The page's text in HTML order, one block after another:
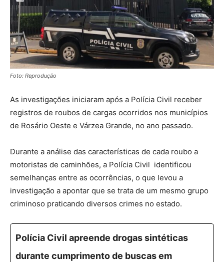
Foto: Reprodução
As investigações iniciaram após a Polícia Civil receber
registros de roubos de cargas ocorridos nos municípios
de Rosário Oeste e Várzea Grande, no ano passado.
Durante a análise das características de cada roubo a
motoristas de caminhões, a Polícia Civil identificou
semelhanças entre as ocorrências, o que levou a
investigação a apontar que se trata de um mesmo grupo
criminoso praticando diversos crimes no estado.
Polícia Civil apreende drogas sintéticas
durante cumprimento de buscas em